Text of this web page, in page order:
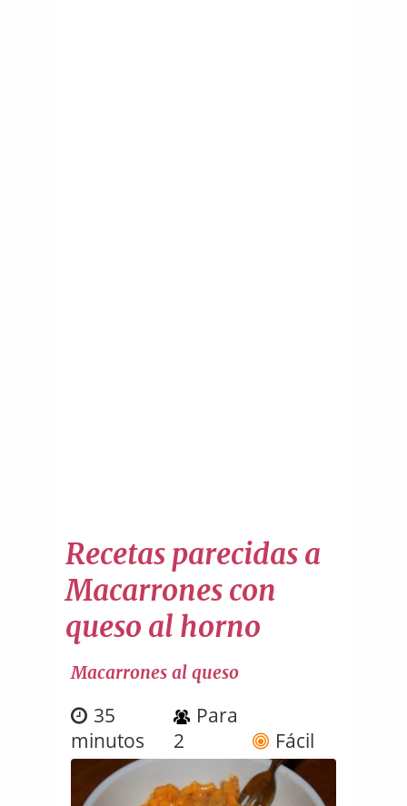
Recetas parecidas a
Macarrones con
queso al horno
Macarrones al queso
35
minutos
Para
2
Fácil